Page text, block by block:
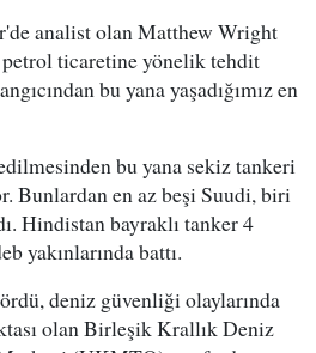
analist olan Matthew Wright
ticaretine yönelik tehdit
bu yana yaşadığımız en
bu yana sekiz tankeri
Bunlardan en az beşi Suudi, biri
Hindistan bayraklı tanker 4
yakınlarında battı.
deniz güvenliği olaylarında
olan Birleşik Krallık Deniz